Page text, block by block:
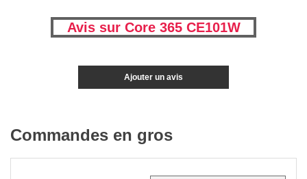
Avis sur Core 365 CE101W
Ajouter un avis
Commandes en gros